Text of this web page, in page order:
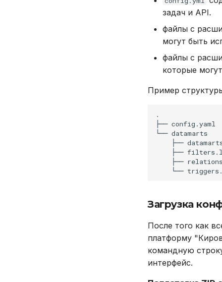
задач и API.
файлы с
могут быть
файлы с
которые
Пример
.
├── config.yaml
└──
├──
├──
├──
└──
Загрузка
После того как
платформу
командную
интерфейс.